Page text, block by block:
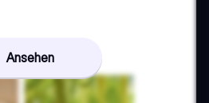
Ansehen